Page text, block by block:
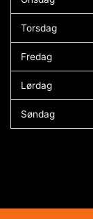
Torsdag
Fredag
Lørdag
Søndag